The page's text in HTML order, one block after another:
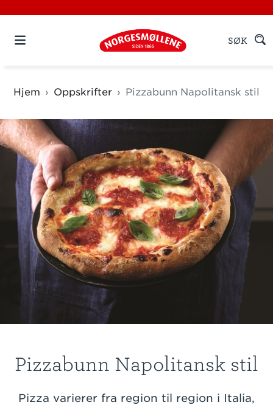
SØK
Hjem Oppskrifter Pizzabunn Napolitansk stil
Pizzabunn Napolitansk stil
Pizza varierer fra region til region i Italia,